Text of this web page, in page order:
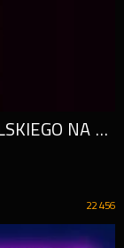
JUBILEUSZ ANDRZEJA PONIEDZIELSKIEGO NA 50 - LECIE PRACY TWÓRCZEJ I 70 - LECIE URODZIN!
22 456